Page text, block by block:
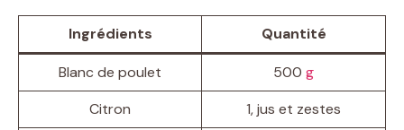
Ingrédients Quantité
Blanc de poulet 500 g
Citron
1, jus et zestes